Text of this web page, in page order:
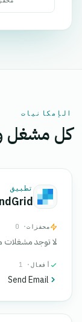
الإمكانيات
كل مشغل
تطبيق
محفزات· 0
لا توجد مشغلات
أفعال · 1
Send Email